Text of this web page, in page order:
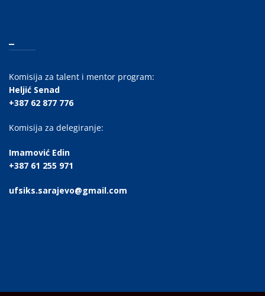
Komisija za talent i mentor program:
Heljić Senad
+387 62 877 776
Komisija za delegiranje:
Imamović Edin
+387 61 255 971
ufsiks.sarajevo@gmail.com